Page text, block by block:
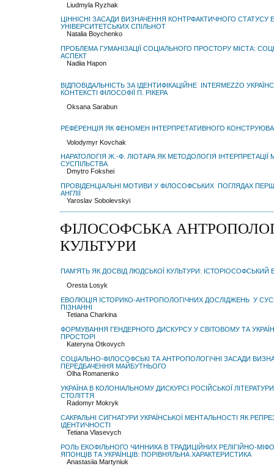
Liudmyla Ryzhak
ЦІННІСНІ ЗАСАДИ ВИЗНАЧЕННЯ КОНТРФАКТИЧНОГО
УНІВЕРСИТЕТСЬКИХ СПІЛЬНОТ
Natalia Boychenko
ПРОБЛЕМА ГУМАНІЗАЦІЇ СОЦІАЛЬНОГО ПРОСТОРУ МІСТА:
АСПЕКТ
Nadiia Hapon
ВІДПОВІДАЛЬНІСТЬ ЗА ІДЕНТИФІКАЦІЙНЕ INTERMEZZO
КОНТЕКСТІ ФІЛОСОФІЇ П. РІКЕРА
Oksana Sarabun
РЕФЕРЕНЦІЯ ЯК ФЕНОМЕН ІНТЕРПРЕТАТИВНОГО
Volodymyr Kovchak
НАРАТОЛОГІЯ Ж.-Ф. ЛІОТАРА ЯК МЕТОДОЛОГІЯ
СУСПІЛЬСТВА
Dmytro Fokshei
ПРОВІДЕНЦІАЛЬНІ МОТИВИ У ФІЛОСОФСЬКИХ ПОГЛЯДАХ
АНГЛІЇ
Yaroslav Sobolevskyi
ФІЛОСОФСЬКА
КУЛЬТУРИ
ПАМ’ЯТЬ ЯК ДОСВІД ЛЮДСЬКОЇ КУЛЬТУРИ: ІСТОРІОСОФСЬКИЙ
Oresta Losyk
ЕВОЛЮЦІЯ ІСТОРИКО-АНТРОПОЛОГІЧНИХ ДОСЛІДЖЕНЬ У
ПІЗНАННІ
Tetiana Charkina
ФОРМУВАННЯ ГЕНДЕРНОГО ДИСКУРСУ У СВІТОВОМУ ТА
ПРОСТОРІ
Kateryna Otkovych
СОЦІАЛЬНО-ФІЛОСОФСЬКІ ТА АНТРОПОЛОГІЧНІ ЗАСАДИ
ПЕРЕДБАЧЕННЯ МАЙБУТНЬОГО
Olha Romanenko
УКРАЇНА В КОЛОНІАЛЬНОМУ ДИСКУРСІ РОСІЙСЬКОЇ
СТОЛІТТЯ
Radomyr Mokryk
САКРАЛЬНІ СИГНАТУРИ УКРАЇНСЬКОЇ МЕНТАЛЬНОСТІ ЯК
ІДЕНТИЧНОСТІ
Tetiana Vlasevych
РОЛЬ ЕКОФІЛЬНОГО ЧИННИКА В ТРАДИЦІЙНИХ РЕЛІГІЙНО-
ЯПОНЦІВ ТА УКРАЇНЦІВ: ПОРІВНЯЛЬНА ХАРАКТЕРИСТИКА
Anastasiia Martyniuk